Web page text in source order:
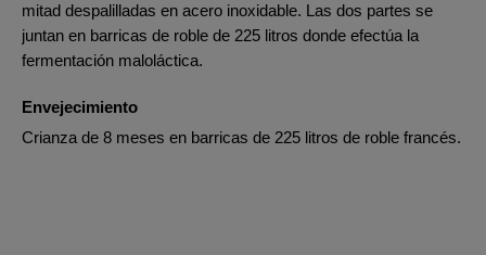
mitad despalilladas en acero inoxidable. Las dos partes se
juntan en barricas de roble de 225 litros donde efectúa la
fermentación maloláctica.
Envejecimiento
Crianza de 8 meses en barricas de 225 litros de roble francés.